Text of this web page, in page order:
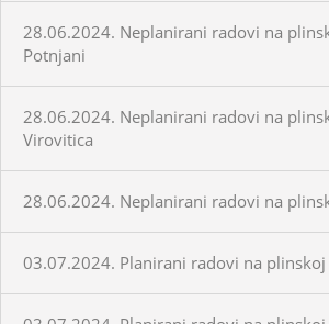
28.06.2024. Neplanirani radovi na
Potnjani
28.06.2024. Neplanirani radovi na
Virovitica
28.06.2024. Neplanirani radovi na
03.07.2024. Planirani radovi na